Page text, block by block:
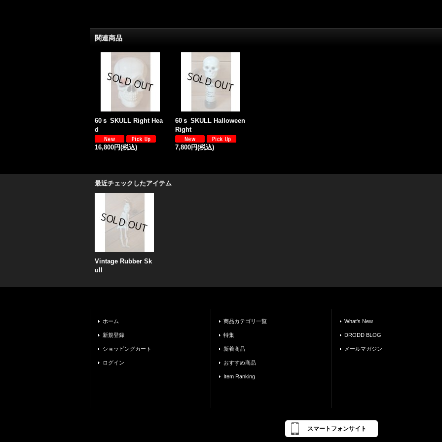
関連商品
60ｓ SKULL Right Hea
d
16,800円(税込)
60ｓ SKULL Halloween
Right
7,800円(税込)
最近チェックしたアイテム
Vintage Rubber Sk
ull
ホーム
新規登録
ショッピングカート
ログイン
商品カテゴリ一覧
特集
新着商品
おすすめ商品
Item Ranking
What's New
DRODD BLOG
メールマガジン
スマートフォンサイト